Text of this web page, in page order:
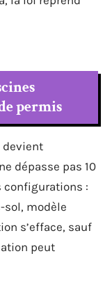
permis
devient
dépasse pas 10
configurations :
sol, modèle
s’efface, sauf
peut